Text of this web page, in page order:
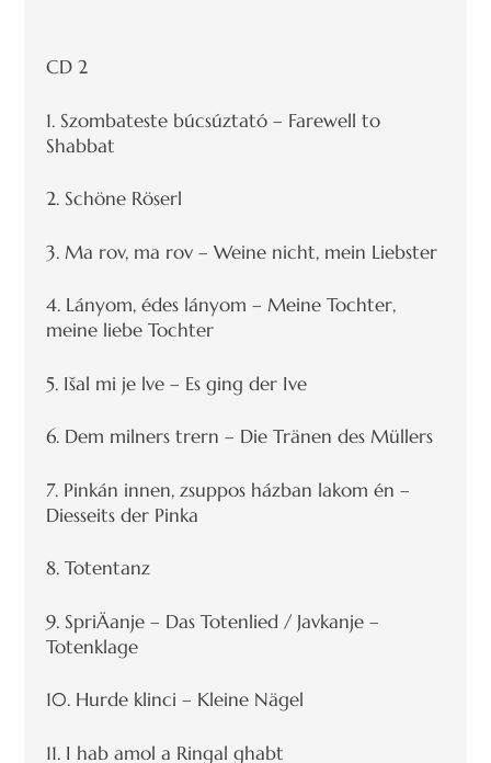
CD 2
1. Szombateste búcsúztató – Farewell to
Shabbat
2. Schöne Röserl
3. Ma rov, ma rov – Weine nicht, mein Liebster
4. Lányom, édes lányom – Meine Tochter,
meine liebe Tochter
5. Išal mi je lve – Es ging der Ive
6. Dem milners trern – Die Tränen des Müllers
7. Pinkán innen, zsuppos házban lakom én –
Diesseits der Pinka
8. Totentanz
9. SpriÄanje – Das Totenlied / Javkanje –
Totenklage
10. Hurde klinci – Kleine Nägel
11. I hab amol a Ringal ghabt